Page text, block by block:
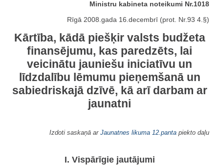
Ministru kabineta noteikumi Nr.1018
Rīgā 2008.gada 16.decembrī (prot. Nr.93 4.§)
Kārtība, kādā piešķir valsts budžeta
finansējumu, kas paredzēts, lai
veicinātu jauniešu iniciatīvu un
līdzdalību lēmumu pieņemšanā un
sabiedriskajā dzīvē, kā arī darbam ar
jaunatni
Izdoti saskaņā ar Jaunatnes likuma 12.panta piekto daļu
I. Vispārīgie jautājumi